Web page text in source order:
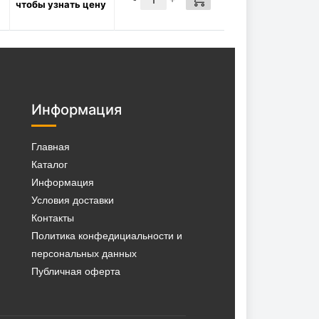
фильтра 3/4 * 3/4-16 UNF,
чтобы узнать цену
Информация
Главная
Каталог
Информация
Условия доставки
Контакты
Политика конфедициальности и
персональных данных
Публичная оферта